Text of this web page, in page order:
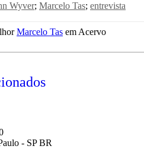
Wyver Marcelo Tas entrevista
Marcelo Tas em Acervo
- SP BR